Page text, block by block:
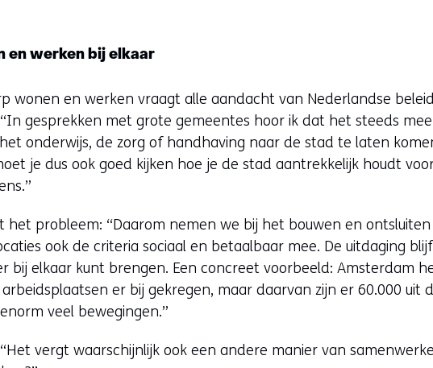
en werken bij elkaar
wonen en werken vraagt alle aandacht van Nederlandse
gesprekken met grote gemeentes hoor ik dat het steeds
onderwijs, de zorg of handhaving naar de stad te laten
je dus ook goed kijken hoe je de stad aantrekkelijk houdt
het probleem: “Daarom nemen we bij het bouwen en
ook de criteria sociaal en betaalbaar mee. De uitdaging
bij elkaar kunt brengen. Een concreet voorbeeld: Amsterdam
er bij gekregen, maar daarvan zijn er 60.000 uit
veel bewegingen.”
vergt waarschijnlijk ook een andere manier van